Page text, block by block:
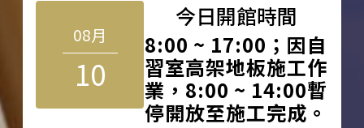
08月
10
今日開館時間
8:00 ~ 17:00；因自
習室高架地板施工作
業，8:00 ~ 14:00暫
停開放至施工完成。